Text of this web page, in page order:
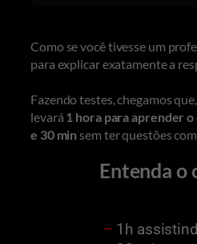
Como se você tivesse um
para explicar exatamente a
Fazendo testes, chegamos
levará 1 hora para aprender
e 30 min sem ter questões
Entenda o
– 1h